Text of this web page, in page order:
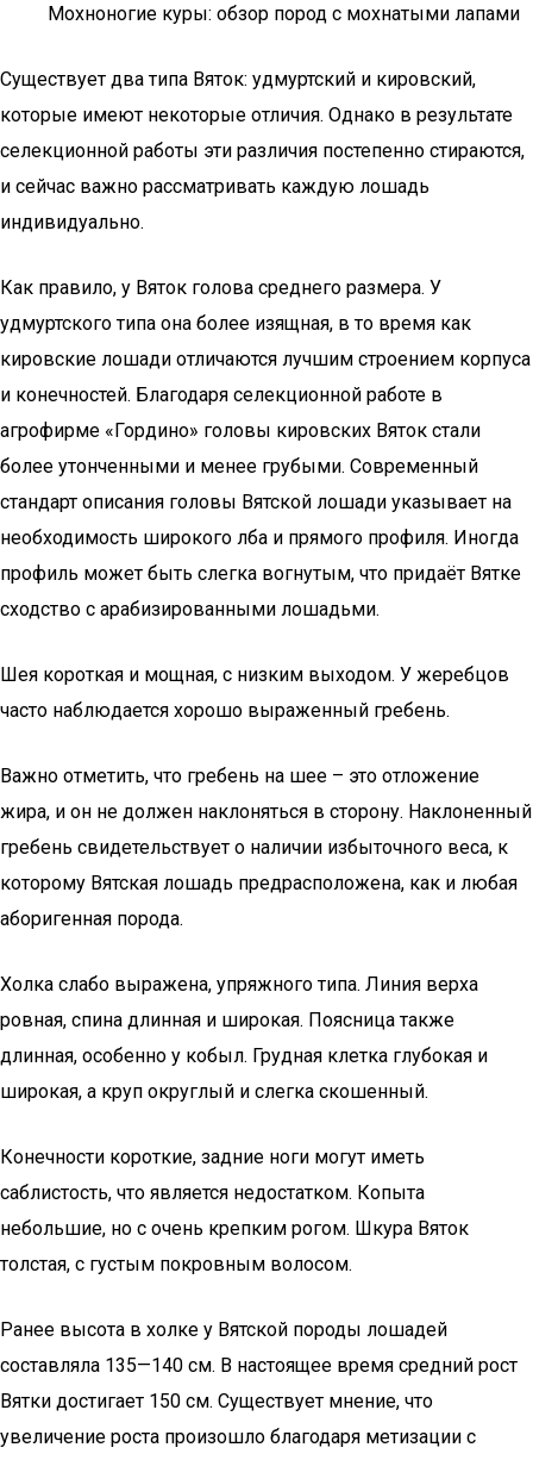
Мохноногие куры: обзор пород с мохнатыми лапами
Существует два типа Вяток: удмуртский и кировский,
которые имеют некоторые отличия. Однако в результате
селекционной работы эти различия постепенно стираются,
и сейчас важно рассматривать каждую лошадь
индивидуально.
Как правило, у Вяток голова среднего размера. У
удмуртского типа она более изящная, в то время как
кировские лошади отличаются лучшим строением корпуса
и конечностей. Благодаря селекционной работе в
агрофирме «Гордино» головы кировских Вяток стали
более утонченными и менее грубыми. Современный
стандарт описания головы Вятской лошади указывает на
необходимость широкого лба и прямого профиля. Иногда
профиль может быть слегка вогнутым, что придаёт Вятке
сходство с арабизированными лошадьми.
Шея короткая и мощная, с низким выходом. У жеребцов
часто наблюдается хорошо выраженный гребень.
Важно отметить, что гребень на шее – это отложение
жира, и он не должен наклоняться в сторону. Наклоненный
гребень свидетельствует о наличии избыточного веса, к
которому Вятская лошадь предрасположена, как и любая
аборигенная порода.
Холка слабо выражена, упряжного типа. Линия верха
ровная, спина длинная и широкая. Поясница также
длинная, особенно у кобыл. Грудная клетка глубокая и
широкая, а круп округлый и слегка скошенный.
Конечности короткие, задние ноги могут иметь
саблистость, что является недостатком. Копыта
небольшие, но с очень крепким рогом. Шкура Вяток
толстая, с густым покровным волосом.
Ранее высота в холке у Вятской породы лошадей
составляла 135—140 см. В настоящее время средний рост
Вятки достигает 150 см. Существует мнение, что
увеличение роста произошло благодаря метизации с